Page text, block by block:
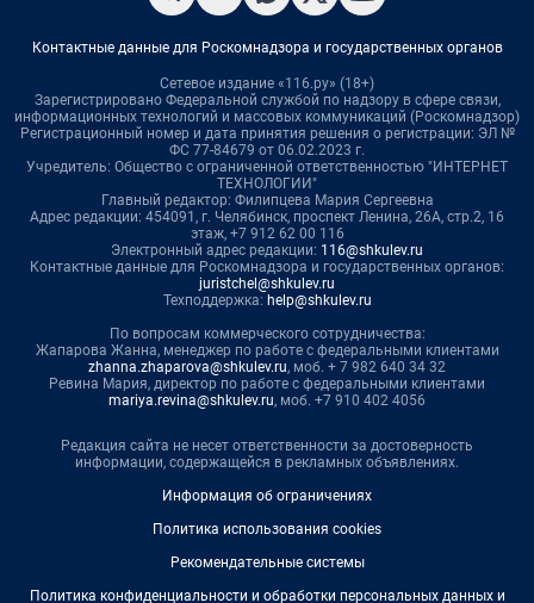
Контактные данные для Роскомнадзора и государственных органов
Сетевое издание «116.ру» (18+)
Зарегистрировано Федеральной службой по надзору в сфере связи,
информационных технологий и массовых коммуникаций (Роскомнадзор)
Регистрационный номер и дата принятия решения о регистрации: ЭЛ №
ФС 77-84679 от 06.02.2023 г.
Учредитель: Общество с ограниченной ответственностью "ИНТЕРНЕТ
ТЕХНОЛОГИИ"
Главный редактор: Филипцева Мария Сергеевна
Адрес редакции: 454091, г. Челябинск, проспект Ленина, 26А, стр.2, 16
этаж, +7 912 62 00 116
Электронный адрес редакции: 116@shkulev.ru
Контактные данные для Роскомнадзора и государственных органов:
juristchel@shkulev.ru
Техподдержка: help@shkulev.ru
По вопросам коммерческого сотрудничества:
Жапарова Жанна, менеджер по работе с федеральными клиентами
zhanna.zhaparova@shkulev.ru, моб. + 7 982 640 34 32
Ревина Мария, директор по работе с федеральными клиентами
mariya.revina@shkulev.ru, моб. +7 910 402 4056
Редакция сайта не несет ответственности за достоверность
информации, содержащейся в рекламных объявлениях.
Информация об ограничениях
Политика использования cookies
Рекомендательные системы
Политика конфиденциальности и обработки персональных данных и